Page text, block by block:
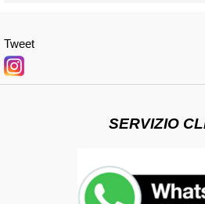
Tweet
SERVIZIO